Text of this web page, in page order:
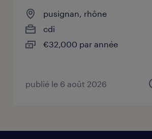
pusignan, rhône
cdi
€32,000 par année
publié le 6 août 2026